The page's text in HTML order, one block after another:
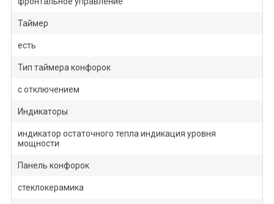
Таймер
есть
Тип таймера конфорок
с отключением
Индикаторы
индикатор остаточного тепла индикация уровня
мощности
Панель конфорок
стеклокерамика